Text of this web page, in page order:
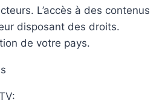
L’accès à des contenus
disposant des droits.
de votre pays.